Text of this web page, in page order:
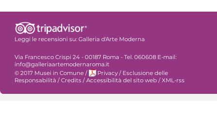
Leggi le recensioni su: Galleria d'Arte Moderna
Via Francesco Crispi 24 - 00187 Roma - Tel. 060608 E-mail:
info@galleriaartemodernaroma.it
© 2017 Musei in Comune / Privacy / Esclusione delle
Responsabilità / Credits / Accessibilità del sito web / XML-rss